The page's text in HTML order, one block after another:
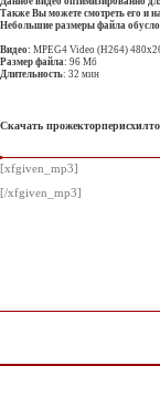
Также Вы можете смотреть его и
Небольшие размеры файла
Видео: MPEG4 Video (H264)
Размер файла: 96 Мб
Длительность: 32 мин
Скачать
[xfgiven_mp3]
[/xfgiven_mp3]